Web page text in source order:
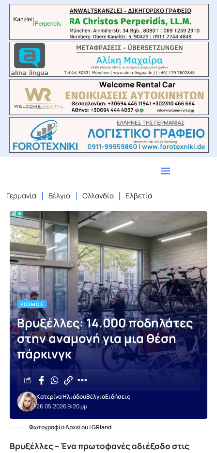
Γερμανία Βέλγιο Ολλανδία Ελβετία
ΚΌΣΜΟΣ
Βρυξέλλες: 14.000 ποδηλάτες
στην αναμονή για μια θέση
πάρκινγκ
26.05.2026 9:20 μμ
Κατερίνα ΗλιάδουΒέλγιοΕιδήσεις
Φωτογραφία Αρχείου | GRland
Βρυξέλλες – Ένα πρωτοφανές αδιέξοδο στις